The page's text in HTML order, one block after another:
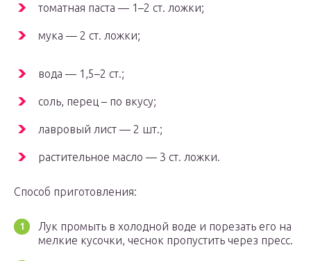
томатная паста — 1–2 ст. ложки;
мука — 2 ст. ложки;
вода — 1,5–2 ст.;
соль, перец – по вкусу;
лавровый лист — 2 шт.;
растительное масло — 3 ст. ложки.
Способ приготовления:
Лук промыть в холодной воде и порезать его на
мелкие кусочки, чеснок пропустить через пресс.